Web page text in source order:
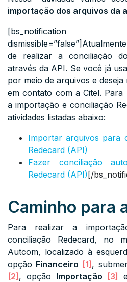
importação dos arquivos da
de realizar a conciliação
através da API. Se você já
por meio de arquivos e
em contato com a Citel.
a importação e conciliação
atividades listadas abaixo:
Importar arquivos para
Redecard (API)
Fazer conciliação
Redecard (API) [/
Caminho para
Para realizar a
conciliação Redecard, no
Autcom, localizado à
opção Financeiro [1] ,
[2] , opção Importação [3]